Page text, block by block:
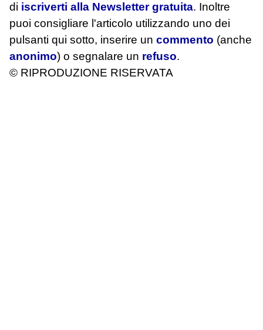
di iscriverti alla Newsletter gratuita. Inoltre
puoi consigliare l'articolo utilizzando uno dei
pulsanti qui sotto, inserire un commento (anche
anonimo) o segnalare un refuso.
© RIPRODUZIONE RISERVATA